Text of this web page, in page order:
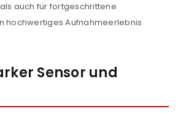
auch für fortgeschrittene
hochwertiges Aufnahmeerlebnis
Sensor und